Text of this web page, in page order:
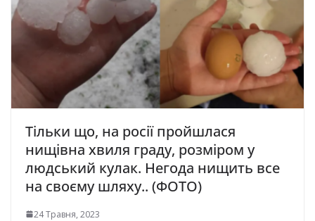
Тільки що, на росії пройшлася
нищівна хвиля граду, розміром у
людський кулак. Негода нищить все
на своєму шляху.. (ФОТО)
24 Травня, 2023